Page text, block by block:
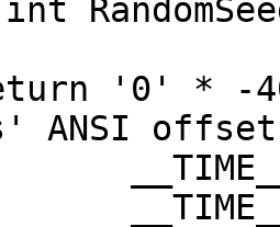
ANSI